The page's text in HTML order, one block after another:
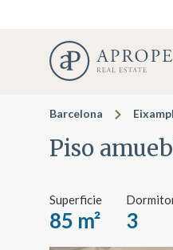
Barcelona
Piso
Superficie
85 m² 3